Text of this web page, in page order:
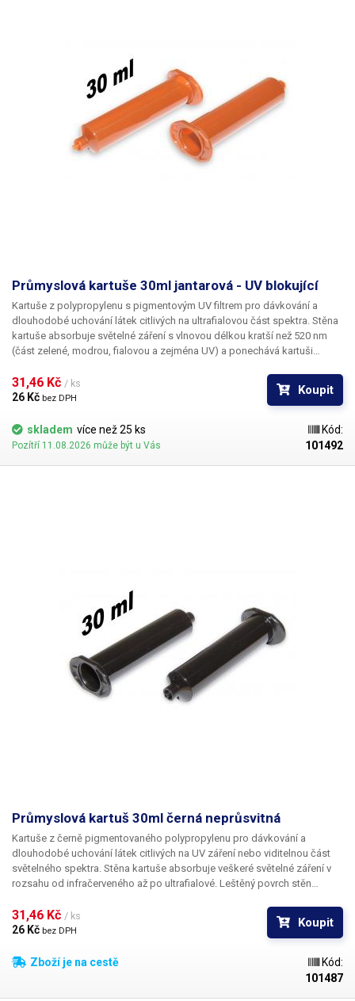
Průmyslová kartuše 30ml jantarová - UV blokující
Kartuše z polypropylenu s pigmentovým UV filtrem pro dávkování a
dlouhodobé uchování látek citlivých na ultrafialovou část spektra. Stěna
kartuše absorbuje světelné záření s vlnovou délkou kratší než 520 nm
(část zelené, modrou, fialovou a zejména UV) a ponechává kartuši
zachována a proto je možné vizuálně kontrolovat stav hladiny respektive
polohu pístu.
31,46 Kč / ks
26 Kč bez DPH
Koupit
skladem více než 25 ks
Pozítří 11.08.2026 může být u Vás
Kód:
101492
Průmyslová kartuš 30ml černá neprůsvitná
Kartuše z černě pigmentovaného polypropylenu pro dávkování a
dlouhodobé uchování látek citlivých na UV záření nebo viditelnou část
světelného spektra. Stěna kartuše absorbuje veškeré světelné záření v
rozsahu od infračerveného až po ultrafialové. Leštěný povrch stěn
předpokladem pro maximální přesnost a opakovatelnost i těch
nejmenších dávek.
31,46 Kč / ks
26 Kč bez DPH
Koupit
Zboží je na cestě
Kód:
101487